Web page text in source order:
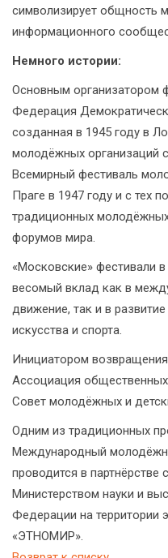
символизирует общность
информационного
Немного истории:
Основным организатором
Федерация
созданная в 1945 году в
молодёжных организаций
Всемирный фестиваль
Праге в 1947 году и с тех
традиционных
форумов мира.
«Московские» фестивали
весомый вклад как в
движение, так и в
искусства и спорта.
Инициатором
Ассоциация
Совет молодёжных и
Одним из традиционных
Международный
проводится в
Министерством науки и
Федерации на территории
«ЭТНОМИР».